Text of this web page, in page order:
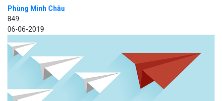
Phùng Minh Châu
849
06-06-2019